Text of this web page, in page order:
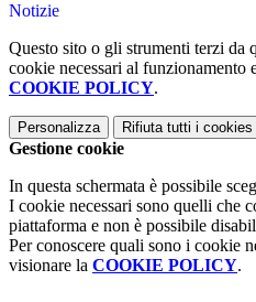
Notizie
Questo sito o gli strumenti terzi da
cookie necessari al
COOKIE POLICY.
Personalizza Rifiuta tutti i cookies
Gestione cookie
In questa schermata è possibile
I cookie necessari sono quelli che
piattaforma e non è possibile
Per conoscere quali sono i cookie
visionare la COOKIE POLICY.